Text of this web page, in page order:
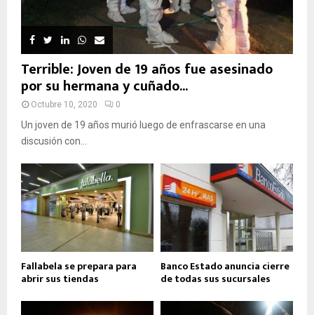
Terrible: Joven de 19 años fue asesinado
por su hermana y cuñado...
Octubre 10, 2020 0
Un joven de 19 años murió luego de enfrascarse en una
discusión con...
Fallabela se prepara para
abrir sus tiendas
Banco Estado anuncia cierre
de todas sus sucursales